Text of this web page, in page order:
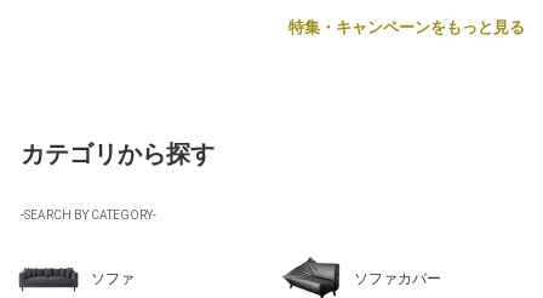
特集・キャンペーンをもっと見る
カテゴリから探す
-SEARCH BY CATEGORY-
ソファ ソファカバー